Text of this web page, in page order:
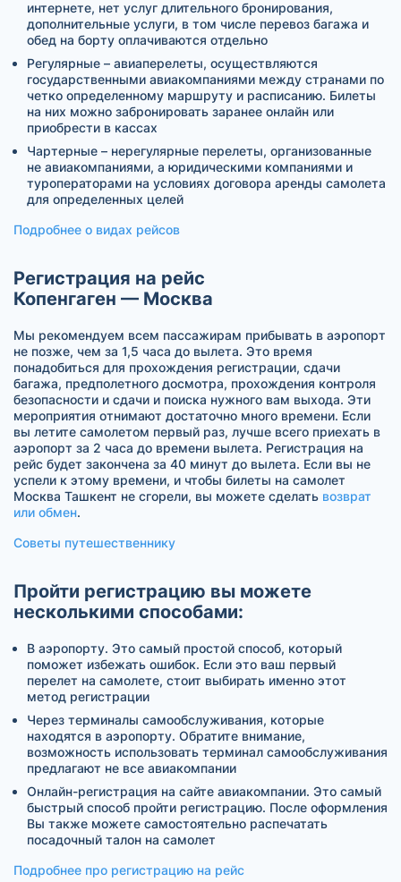
интернете, нет услуг длительного бронирования,
дополнительные услуги, в том числе перевоз багажа и
обед на борту оплачиваются отдельно
Регулярные – авиаперелеты, осуществляются
государственными авиакомпаниями между странами по
четко определенному маршруту и расписанию. Билеты
на них можно забронировать заранее онлайн или
приобрести в кассах
Чартерные – нерегулярные перелеты, организованные
не авиакомпаниями, а юридическими компаниями и
туроператорами на условиях договора аренды самолета
для определенных целей
Подробнее о видах рейсов
Регистрация на рейс
Копенгаген — Москва
Мы рекомендуем всем пассажирам прибывать в аэропорт
не позже, чем за 1,5 часа до вылета. Это время
понадобиться для прохождения регистрации, сдачи
багажа, предполетного досмотра, прохождения контроля
безопасности и сдачи и поиска нужного вам выхода. Эти
мероприятия отнимают достаточно много времени. Если
вы летите самолетом первый раз, лучше всего приехать в
аэропорт за 2 часа до времени вылета. Регистрация на
рейс будет закончена за 40 минут до вылета. Если вы не
успели к этому времени, и чтобы билеты на самолет
Москва Ташкент не сгорели, вы можете сделать возврат
или обмен.
Советы путешественнику
Пройти регистрацию вы можете
несколькими способами:
В аэропорту. Это самый простой способ, который
поможет избежать ошибок. Если это ваш первый
перелет на самолете, стоит выбирать именно этот
метод регистрации
Через терминалы самообслуживания, которые
находятся в аэропорту. Обратите внимание,
возможность использовать терминал самообслуживания
предлагают не все авиакомпании
Онлайн-регистрация на сайте авиакомпании. Это самый
быстрый способ пройти регистрацию. После оформления
Вы также можете самостоятельно распечатать
посадочный талон на самолет
Подробнее про регистрацию на рейс